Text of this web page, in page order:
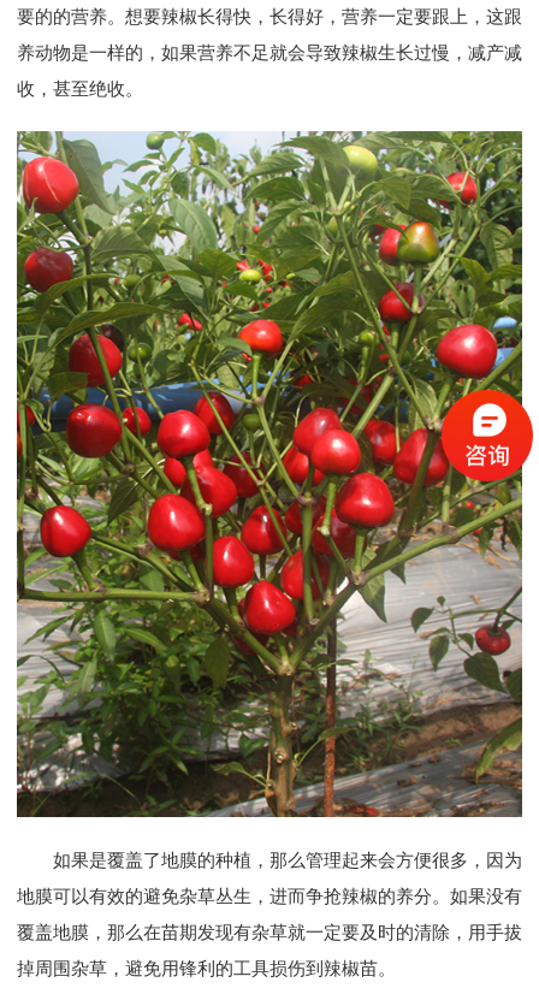
要的的营养。想要辣椒长得快，长得好，营养一定要跟上，这跟
养动物是一样的，如果营养不足就会导致辣椒生长过慢，减产减
收，甚至绝收。
如果是覆盖了地膜的种植，那么管理起来会方便很多，因为
地膜可以有效的避免杂草丛生，进而争抢辣椒的养分。如果没有
覆盖地膜，那么在苗期发现有杂草就一定要及时的清除，用手拔
掉周围杂草，避免用锋利的工具损伤到辣椒苗。